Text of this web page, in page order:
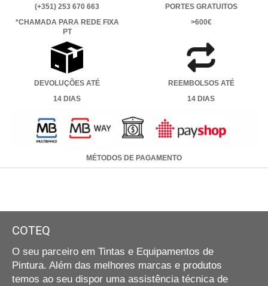
Potência máxima: 800W
R.P.M.: 30.000
Peso: 1,3kg
RUPARS38DESTD
RUPARS38DESTD
(+351) 253 670 663
*CHAMADA PARA REDE FIXA
PT
PORTES GRATUITOS
>600€
DEVOLUÇÕES ATÉ
14 DIAS
REEMBOLSOS ATÉ
14 DIAS
MÉTODOS DE PAGAMENTO
COTEQ
O seu parceiro em Tintas e Equipamentos de
Pintura. Além das melhores marcas e produtos
temos ao seu dispor uma assistência técnica de